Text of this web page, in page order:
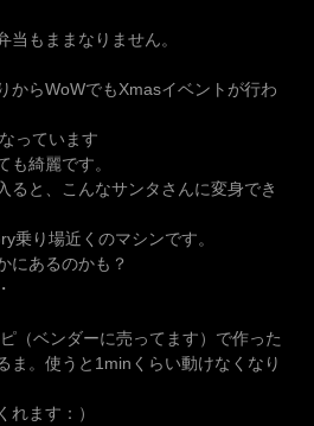
当もままなりません。
からWoWでもXmasイベントが行わ
っています
も綺麗です。
ると、こんなサンタさんに変身でき
乗り場近くのマシンです。
にあるのかも？
（ベンダーに売ってます）で作った
ま。使うと1minくらい動けなくなり
れます：）